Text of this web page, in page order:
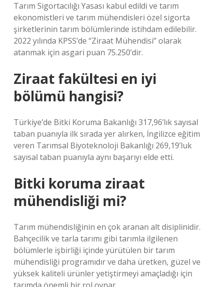
Tarım Sigortacılığı Yasası kabul edildi ve tarım
ekonomistleri ve tarım mühendisleri özel sigorta
şirketlerinin tarım bölümlerinde istihdam edilebilir.
2022 yılında KPSS’de “Ziraat Mühendisi” olarak
atanmak için asgari puan 75.250’dir.
Ziraat fakültesi en iyi
bölümü hangisi?
Türkiye’de Bitki Koruma Bakanlığı 317,96’lık sayısal
taban puanıyla ilk sırada yer alırken, İngilizce eğitim
veren Tarımsal Biyoteknoloji Bakanlığı 269,19’luk
sayısal taban puanıyla aynı başarıyı elde etti.
Bitki koruma ziraat
mühendisliği mi?
Tarım mühendisliğinin en çok aranan alt disiplinidir.
Bahçecilik ve tarla tarımı gibi tarımla ilgilenen
bölümlerle işbirliği içinde yürütülen bir tarım
mühendisliği programıdır ve daha üretken, güzel ve
yüksek kaliteli ürünler yetiştirmeyi amaçladığı için